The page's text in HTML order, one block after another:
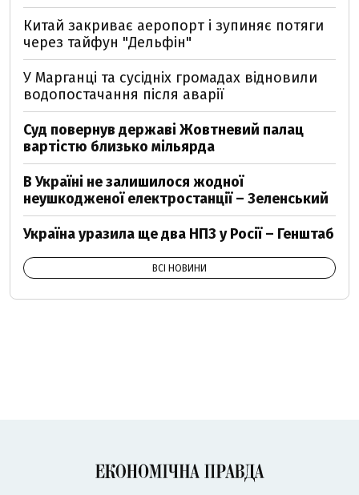
Китай закриває аеропорт і зупиняє потяги
через тайфун "Дельфін"
У Марганці та сусідніх громадах відновили
водопостачання після аварії
Суд повернув державі Жовтневий палац
вартістю близько мільярда
В Україні не залишилося жодної
неушкодженої електростанції – Зеленський
Україна уразила ще два НПЗ у Росії – Генштаб
ВСІ НОВИНИ